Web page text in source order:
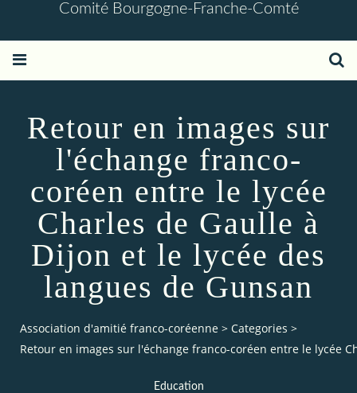
Comité Bourgogne-Franche-Comté
Retour en images sur
l'échange franco-
coréen entre le lycée
Charles de Gaulle à
Dijon et le lycée des
langues de Gunsan
Association d'amitié franco-coréenne > Categories >
Retour en images sur l'échange franco-coréen entre le lycée
Education